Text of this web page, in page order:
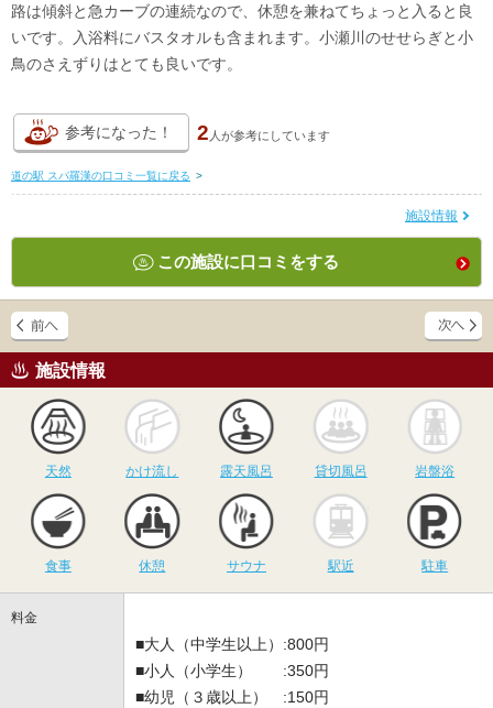
路は傾斜と急カーブの連続なので、休憩を兼ねてちょっと入ると良
いです。入浴料にバスタオルも含まれます。小瀬川のせせらぎと小
鳥のさえずりはとても良いです。
参考になった！ 2 人が参考にしています
道の駅 スパ羅漢の口コミ一覧に戻る >
施設情報
この施設に口コミをする
施設情報
天然
かけ流し
かけ流し
露天風呂
露天風呂
貸切風呂
貸切風呂 岩盤浴
食事 休憩
サウナ
サウナ 駅近 駐車
料金
■大人（中学生以上）:800円
■小人（小学生） :350円
■幼児（３歳以上） :150円